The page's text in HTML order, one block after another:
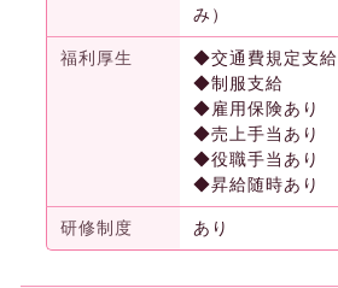
み）
福利厚生
◆交通費規定支給
◆制服支給
◆雇用保険あり
◆売上手当あり
◆役職手当あり
◆昇給随時あり
研修制度 あり